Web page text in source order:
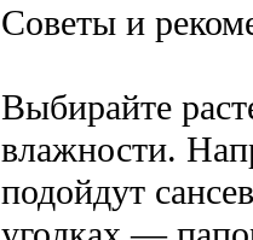
Советы и
Выбирайте
влажности.
подойдут